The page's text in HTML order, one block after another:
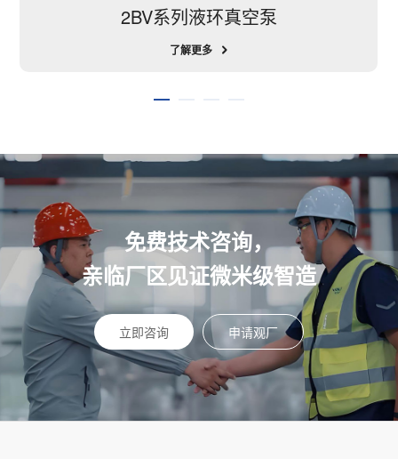
2BV系列液环真空泵
了解更多
免费技术咨询，
亲临厂区见证微米级智造
立即咨询 申请观厂